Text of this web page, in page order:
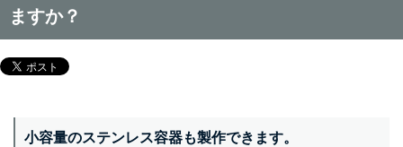
ますか？
小容量のステンレス容器も製作できます。